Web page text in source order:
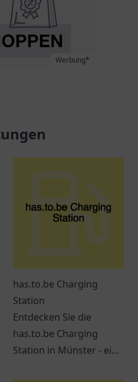
Werbung*
has.to.be Charging
Station
Entdecken Sie die
has.to.be Charging
Station in Münster - ein